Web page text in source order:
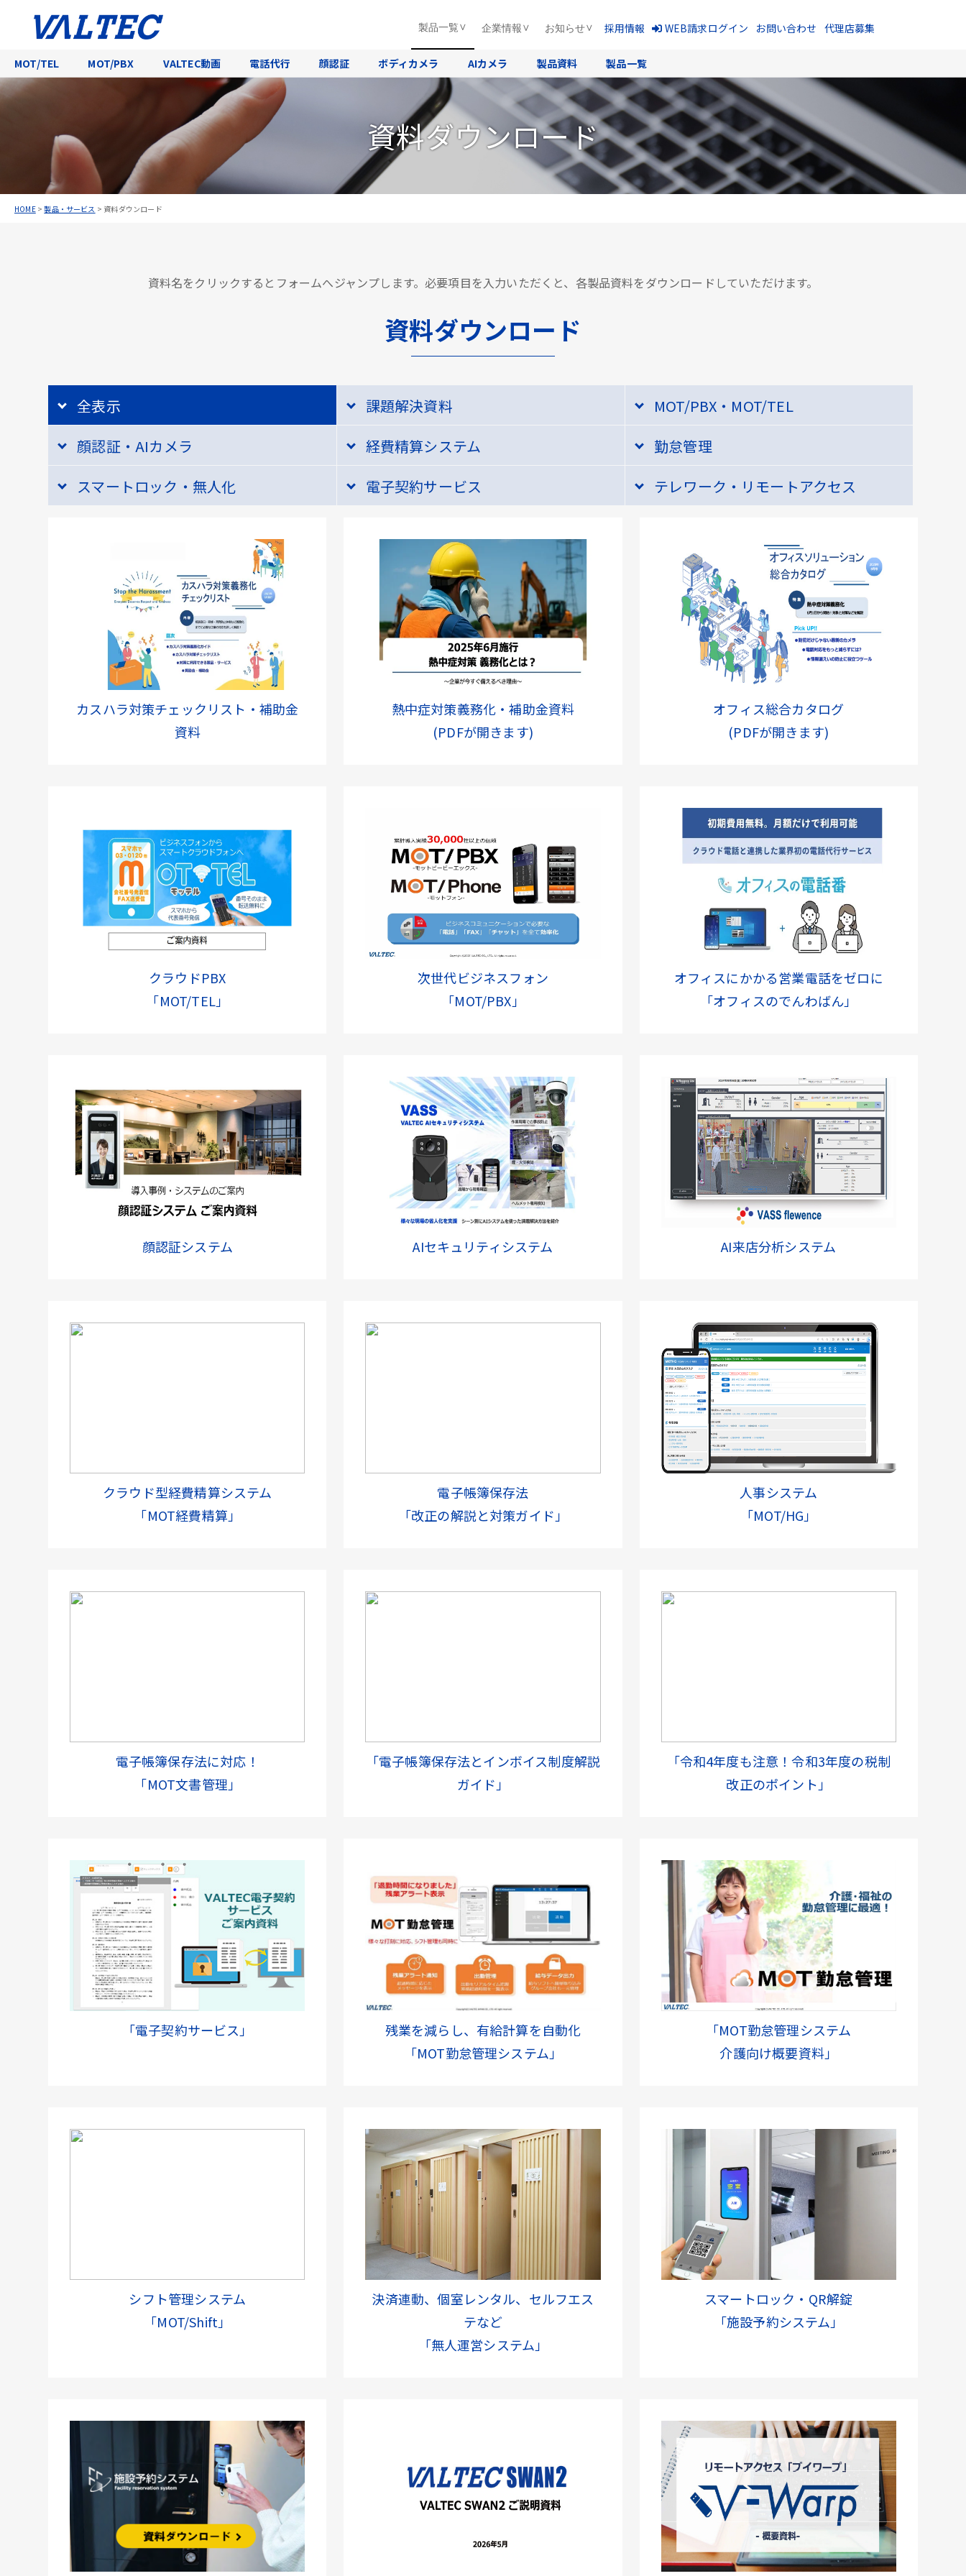
製品一覧
MOT/TEL MOT/PBX VALTEC動画 電話代行 顔認証 ボディカメラ AIカメラ 製品資料 製品一覧
企業情報 お知らせ 採用情報 WEB請求ログイン お問い合わせ 代理店募集
HOME>製品・サービス > 資料ダウンロード
資料ダウンロード
資料名をクリックするとフォームへジャンプします。必要項目を入力いただくと、各製品資料をダウンロードしていただけます。
資料ダウンロード
全表示 課題解決資料
MOT/PBX・MOT/TEL
顔認証・AIカメラ
経費精算システム
勤怠管理
スマートロック・無人化
電子契約サービス テレワーク・リモートアクセス
カスハラ対策チェックリスト・補助金
資料
熱中症対策義務化・補助金資料
(PDFが開きます)
オフィス総合カタログ
(PDFが開きます)
クラウドPBX
「MOT/TEL」
次世代ビジネスフォン
「MOT/PBX」
オフィスにかかる営業電話をゼロに
「オフィスのでんわばん」
顔認証システム AIセキュリティシステム AI来店分析システム
クラウド型経費精算システム
「MOT経費精算」
電子帳簿保存法
「改正の解説と対策ガイド」
人事システム
「MOT/HG」
電子帳簿保存法に対応！
「MOT文書管理」
「電子帳簿保存法とインボイス制度解説
ガイド」
「令和4年度も注意！令和3年度の税制
改正のポイント」
「電子契約サービス」
残業を減らし、有給計算を自動化
「MOT勤怠管理システム」
「MOT勤怠管理システム
介護向け概要資料」
シフト管理システム
「MOT/Shift」
決済連動、個室レンタル、セルフエス
テなど
「無人運営システム」
スマートロック・QR解錠
「施設予約システム」